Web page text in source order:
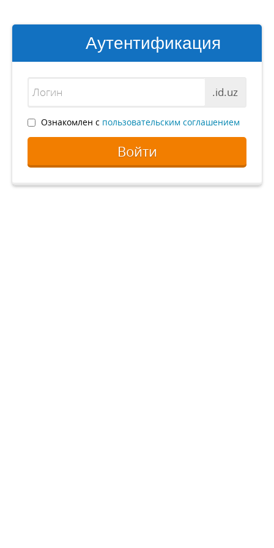
Аутентификация
.id.uz
Ознакомлен с пользовательским соглашением
Войти